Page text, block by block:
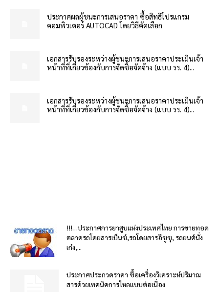
ประกาศผลผู้ชนะการเสนอราคา ซื้อสิทธิโปรแกรม
คอมพิวเตอร์ AUTOCAD โดยวิธีคัดเลือก
เอกสารรับรองระหว่างผู้ชนะการเสนอราคาประเมินเจ้า
หน้าที่ที่เกี่ยวข้องกับการจัดซื้อจัดจ้าง (แบบ รร. 4)...
เอกสารรับรองระหว่างผู้ชนะการเสนอราคาประเมินเจ้า
หน้าที่ที่เกี่ยวข้องกับการจัดซื้อจัดจ้าง (แบบ รร. 4)...
!!!…ประกาศการยาสูบแห่งประเทศไทย การขายทอด
ตลาดรถโดยสารเบ็นซ์,รถโดยสารอีซูซุ, รถยนต์นั่ง
เก๋ง,...
ประกาศประกวดราคา ซื้อเครื่องวิเคราะห์ปริมาณ
สารด้วยเทคนิคการไหลแบบต่อเนื่อง